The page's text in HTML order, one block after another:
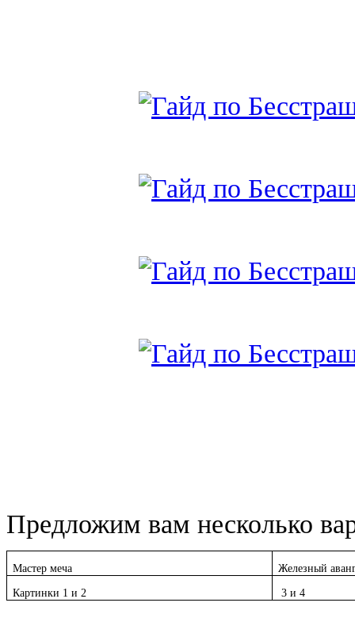
Предложим вам несколько
Мастер меча Железный
Картинки 1 и 2 3 и 4